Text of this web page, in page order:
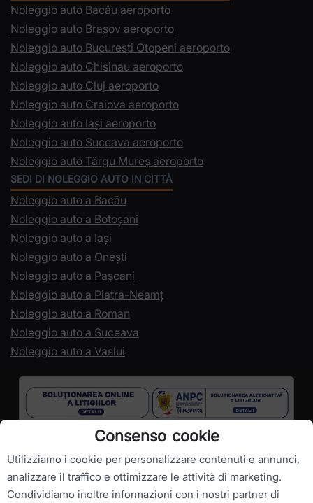
Noleggio auto Bacău aeroporto
Noleggio auto Brașov aeroporto
Noleggio auto Bucuresti Otopeni aeroporto
Noleggio auto Chisinau aeroporto
Noleggio auto Cluj aeroporto
Noleggio auto Craiova aeroporto
Noleggio auto Iași aeroporto
Noleggio auto Suceava aeroporto
Noleggio auto Târgu Mureș aeroporto
SEDI DI NOLEGGIO AUTO IN CITTÀ
Noleggio auto a Bacău
Noleggio auto a Botoșani
Noleggio auto a Iași
Noleggio auto a Onești
Noleggio auto a Pașcani
Noleggio auto a Piatra-Neamț
Noleggio auto a Roman
Noleggio auto a Suceava
Noleggio auto a Vaslui
Consenso cookie
Utilizziamo i cookie per personalizzare contenuti e annunci,
analizzare il traffico e ottimizzare le attività di marketing.
Condividiamo inoltre informazioni con i nostri partner di